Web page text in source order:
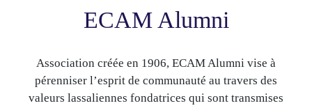
ECAM Alumni
Association créée en 1906, ECAM Alumni vise à
pérenniser l’esprit de communauté au travers des
valeurs lassaliennes fondatrices qui sont transmises